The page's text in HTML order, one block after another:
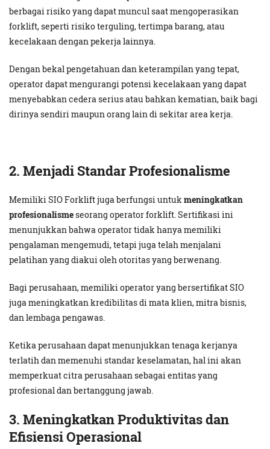
berbagai risiko yang dapat muncul saat mengoperasikan
forklift, seperti risiko terguling, tertimpa barang, atau
kecelakaan dengan pekerja lainnya.
Dengan bekal pengetahuan dan keterampilan yang tepat,
operator dapat mengurangi potensi kecelakaan yang dapat
menyebabkan cedera serius atau bahkan kematian, baik bagi
dirinya sendiri maupun orang lain di sekitar area kerja.
2. Menjadi Standar Profesionalisme
Memiliki SIO Forklift juga berfungsi untukmeningkatkan
profesionalismeseorang operator forklift. Sertifikasi ini
menunjukkan bahwa operator tidak hanya memiliki
pengalaman mengemudi, tetapi juga telah menjalani
pelatihan yang diakui oleh otoritas yang berwenang.
Bagi perusahaan, memiliki operator yang bersertifikat SIO
juga meningkatkan kredibilitas di mata klien, mitra bisnis,
dan lembaga pengawas.
Ketika perusahaan dapat menunjukkan tenaga kerjanya
terlatih dan memenuhi standar keselamatan, hal ini akan
memperkuat citra perusahaan sebagai entitas yang
profesional dan bertanggung jawab.
3. Meningkatkan Produktivitas dan
Efisiensi Operasional